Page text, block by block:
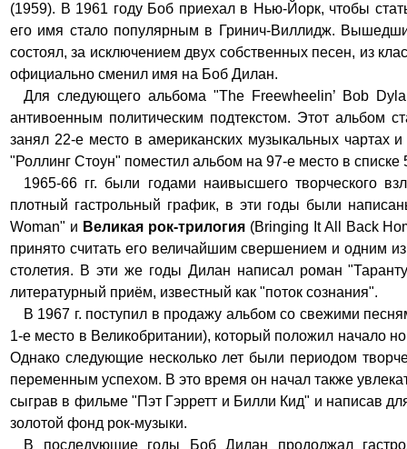
(1959). В 1961 году Боб приехал в Нью-Йорк, чтобы
его имя стало популярным в Гринич-Виллидж.
состоял, за исключением двух собственных песен, из
официально сменил имя на Боб Дилан.
Для следующего альбома "The Freewheelin’ Bob
антивоенным политическим подтекстом. Этот альбом
занял 22-е место в американских музыкальных чартах
"Роллинг Стоун" поместил альбом на 97-е место в
1965-66 гг. были годами наивысшего творческого
плотный гастрольный график, в эти годы были
Woman" и Великая рок-трилогия(Bringing It All Back
принято считать его величайшим свершением и одним
столетия. В эти же годы Дилан написал роман
литературный приём, известный как "поток сознания".
В 1967 г. поступил в продажу альбом со свежими
1-е место в Великобритании), который положил начало
Однако следующие несколько лет были периодом
переменным успехом. В это время он начал также
сыграв в фильме "Пэт Гэрретт и Билли Кид" и написав
золотой фонд рок-музыки.
В последующие годы Боб Дилан продолжал